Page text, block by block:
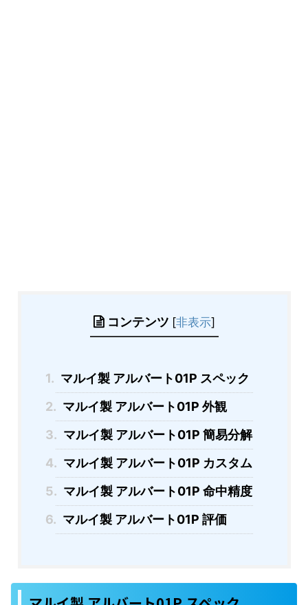
コンテンツ [非表示]
1. マルイ製 アルバート01P スペック
2. マルイ製 アルバート01P 外観
3. マルイ製 アルバート01P 簡易分解
4. マルイ製 アルバート01P カスタム
5. マルイ製 アルバート01P 命中精度
6. マルイ製 アルバート01P 評価